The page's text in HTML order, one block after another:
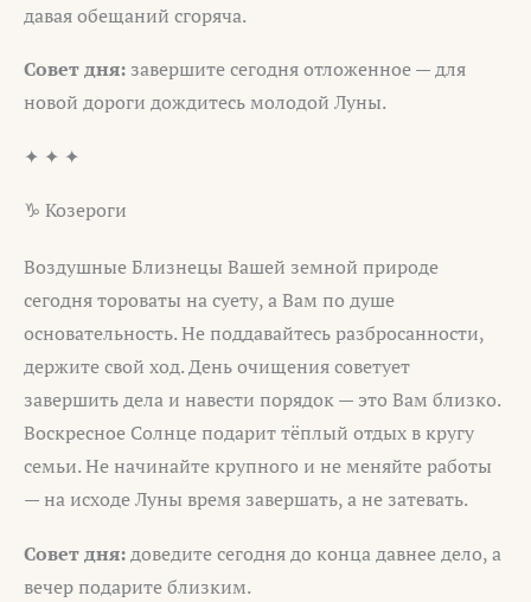
давая обещаний сгоряча.
Совет дня: завершите сегодня отложенное — для
новой дороги дождитесь молодой Луны.
✦ ✦ ✦
♑ Козероги
Воздушные Близнецы Вашей земной природе
сегодня тороваты на суету, а Вам по душе
основательность. Не поддавайтесь разбросанности,
держите свой ход. День очищения советует
завершить дела и навести порядок — это Вам близко.
Воскресное Солнце подарит тёплый отдых в кругу
семьи. Не начинайте крупного и не меняйте работы
— на исходе Луны время завершать, а не затевать.
Совет дня:доведите сегодня до конца давнее дело, а
вечер подарите близким.